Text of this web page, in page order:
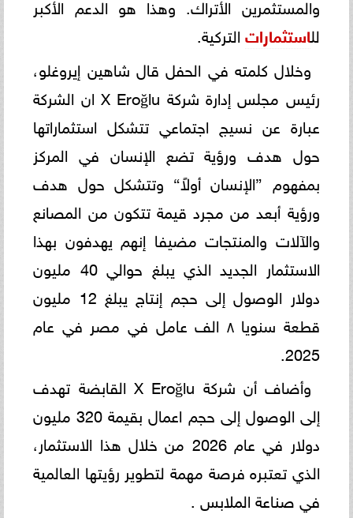
والمستثمرين الأتراك. وهذا هو الدعم الأكبر
للاستثمارات التركية.
وخلال كلمته في الحفل قال شاهين إيروغلو،
رئيس مجلس إدارة شركة X Eroğlu ان الشركة
عبارة عن نسيج اجتماعي تتشكل استثماراتها
حول ‏‏هدف ورؤية تضع الإنسان في المركز
بمفهوم ”الإنسان أولاً“ وتتشكل حول هدف
ورؤية أبعد من مجرد قيمة تتكون من ‏‏المصانع
والآلات والمنتجات مضيفا إنهم يهدفون بهذا
الاستثمار الجديد الذي يبلغ حوالي 40 مليون
دولار الوصول إلى حجم ‏إنتاج ‏يبلغ 12 مليون
قطعة سنويا ٨ الف عامل في مصر في عام
2025.‏
وأضاف أن شركة‎ X Eroğlu ‎القابضة تهدف
إلى الوصول إلى حجم اعمال بقيمة 320 مليون
دولار في عام 2026 من خلال ‏‏هذا الاستثمار،
الذي تعتبره فرصة مهمة لتطوير رؤيتها العالمية
في صناعة الملابس‎. ‎